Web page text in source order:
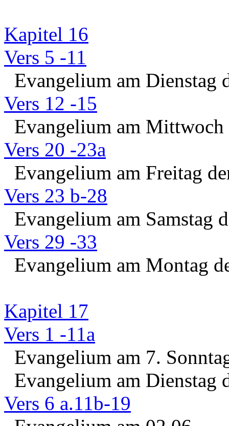
Kapitel 16
Vers 5 -11
Evangelium am Dienstag
Vers 12 -15
Evangelium am Mittwoch
Vers 20 -23a
Evangelium am Freitag
Vers 23 b-28
Evangelium am Samstag
Vers 29 -33
Evangelium am Montag
Kapitel 17
Vers 1 -11a
Evangelium am 7.
Evangelium am Dienstag
Vers 6 a.11b-19